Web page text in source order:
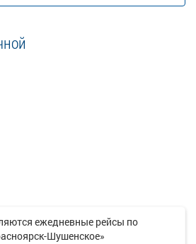
ежедневные рейсы по
Шушенское»